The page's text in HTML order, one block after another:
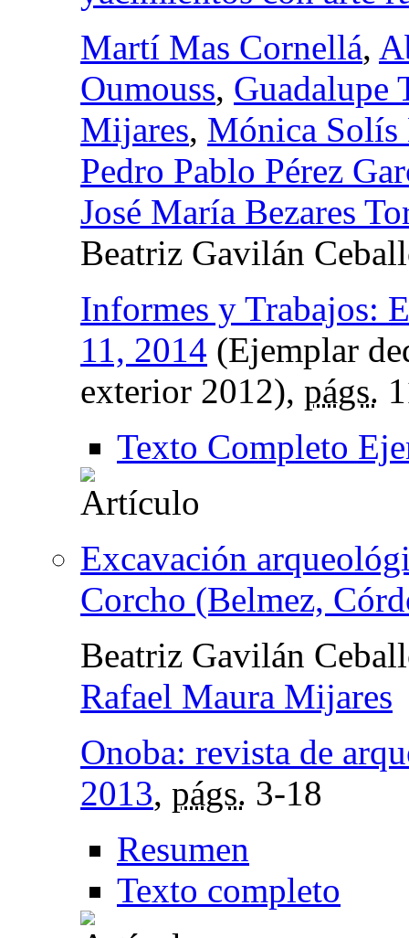
Martí Mas Cornellá,
Oumouss, Guadalupe
Mijares, Mónica Solís
Pedro Pablo Pérez
José María Bezares
Beatriz Gavilán
Informes y Trabajos:
11, 2014 (Ejemplar
exterior 2012), págs.
Texto Completo
Excavación
Corcho (Belmez,
Beatriz Gavilán
Rafael Maura Mijares
Onoba: revista de
2013, págs. 3-18
Resumen
Texto completo